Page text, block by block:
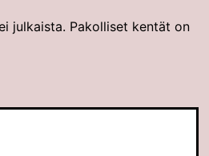
julkaista. Pakolliset kentät on